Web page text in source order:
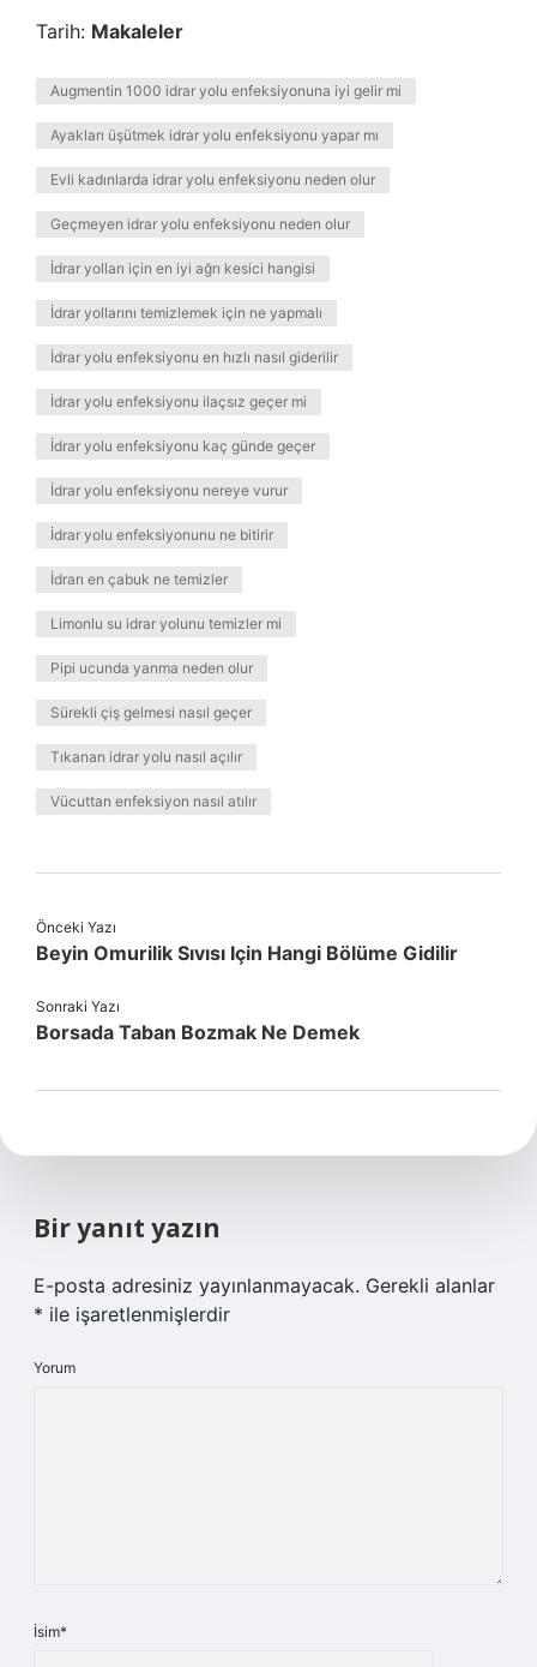
Tarih: Makaleler
Augmentin 1000 idrar yolu enfeksiyonuna iyi gelir mi
Ayakları üşütmek idrar yolu enfeksiyonu yapar mı
Evli kadınlarda idrar yolu enfeksiyonu neden olur
Geçmeyen idrar yolu enfeksiyonu neden olur
İdrar yolları için en iyi ağrı kesici hangisi
İdrar yollarını temizlemek için ne yapmalı
İdrar yolu enfeksiyonu en hızlı nasıl giderilir
İdrar yolu enfeksiyonu ilaçsız geçer mi
İdrar yolu enfeksiyonu kaç günde geçer
İdrar yolu enfeksiyonu nereye vurur
İdrar yolu enfeksiyonunu ne bitirir
İdrarı en çabuk ne temizler
Limonlu su idrar yolunu temizler mi
Pipi ucunda yanma neden olur
Sürekli çiş gelmesi nasıl geçer
Tıkanan idrar yolu nasıl açılır
Vücuttan enfeksiyon nasıl atılır
Önceki Yazı
Beyin Omurilik Sıvısı Için Hangi Bölüme Gidilir
Sonraki Yazı
Borsada Taban Bozmak Ne Demek
Bir yanıt yazın
E-posta adresiniz yayınlanmayacak. Gerekli alanlar
* ile işaretlenmişlerdir
Yorum
İsim*